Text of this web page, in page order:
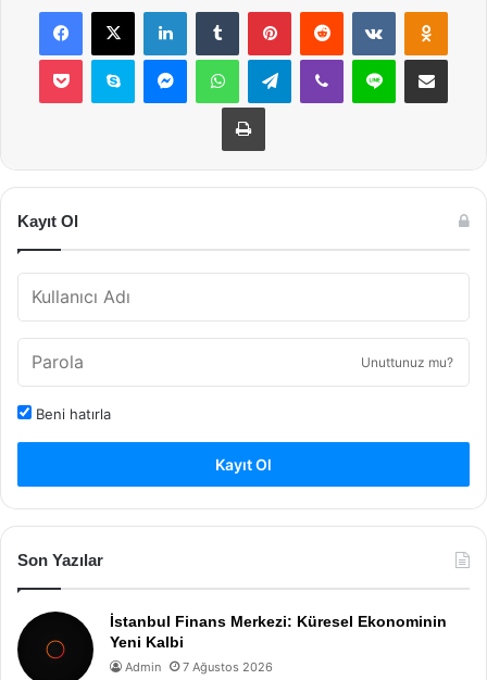
Facebook
X LinkedInTumblr PinterestReddit VKontakte
Pocket Skype MessengerWhatsAppTelegramViber Line E-Posta ile
Yazdır
Kayıt Ol
Unuttunuz mu?
Beni hatırla
Kayıt Ol
Son Yazılar
İstanbul Finans Merkezi: Küresel Ekonominin
Yeni Kalbi
Admin 7 Ağustos 2026